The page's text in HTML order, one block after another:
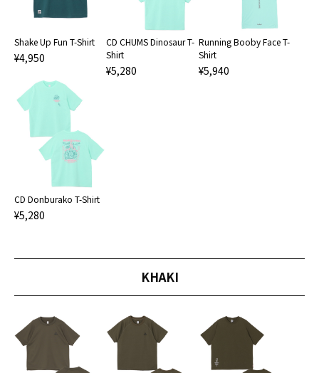
Shake Up Fun T-Shirt
¥4,950
CD CHUMS Dinosaur T-
Shirt
¥5,280
Running Booby Face T-
Shirt
¥5,940
CD Donburako T-Shirt
¥5,280
KHAKI